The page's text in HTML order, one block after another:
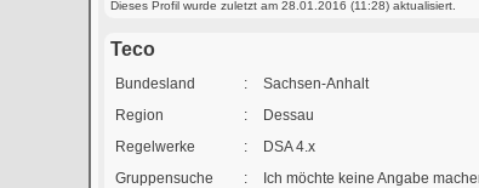
Dieses Profil wurde zuletzt am 28.01.2016 (11:28) aktualisiert.
Teco
Bundesland :
Sachsen-Anhalt
Region
:
Dessau
Regelwerke
:
DSA 4.x
Gruppensuche
: Ich möchte keine Angabe